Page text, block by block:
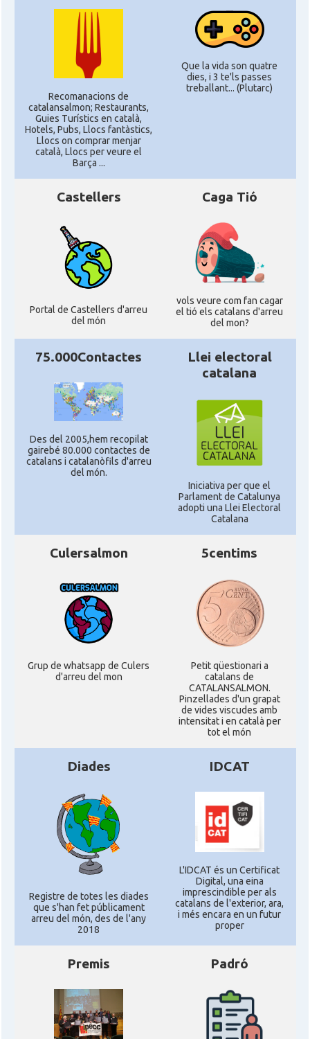
Recomanacions de
catalansalmon; Restaurants,
Guies Turístics en català,
Hotels, Pubs, Llocs fantàstics,
Llocs on comprar menjar
català, Llocs per veure el
Barça ...
Que la vida son quatre
dies, i 3 te'ls passes
treballant... (Plutarc)
Castellers
Portal de Castellers d'arreu
del món
Caga Tió
vols veure com fan cagar
el tió els catalans d'arreu
del mon?
75.000Contactes
Des del 2005,hem recopilat
gairebé 80.000 contactes de
catalans i catalanòfils d'arreu
del món.
Llei electoral
catalana
Iniciativa per que el
Parlament de Catalunya
adopti una Llei Electoral
Catalana
Culersalmon
Grup de whatsapp de Culers
d'arreu del mon
5centims
Petit qüestionari a
catalans de
CATALANSALMON.
Pinzellades d'un grapat
de vides viscudes amb
intensitat i en català per
tot el món
Diades
Registre de totes les diades
que s'han fet públicament
arreu del món, des de l'any
2018
IDCAT
L'IDCAT és un Certificat
Digital, una eina
imprescindible per als
catalans de l'exterior, ara,
i més encara en un futur
proper
Premis Padró